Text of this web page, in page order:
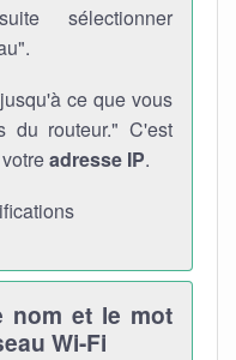
sélectionner
ce que vous
du routeur." C'est
adresse IP.
nom et le mot
Wi-Fi